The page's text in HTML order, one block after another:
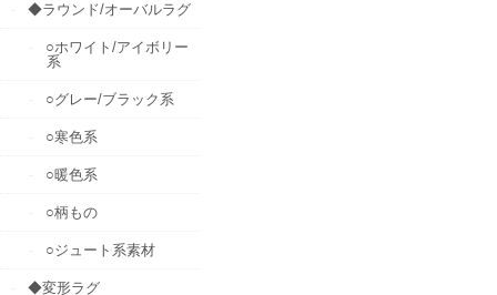
◆ラウンド/オーバルラグ
○ホワイト/アイボリー
系
○グレー/ブラック系
○寒色系
○暖色系
○柄もの
○ジュート系素材
◆変形ラグ